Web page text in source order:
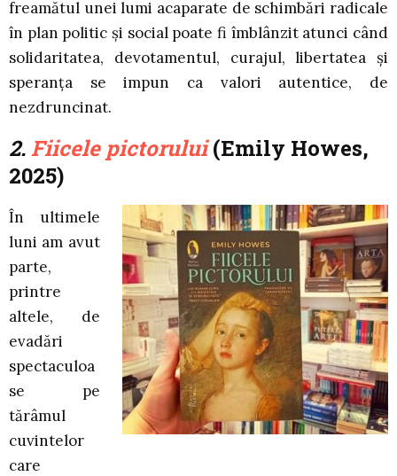
freamătul unei lumi acaparate de schimbări radicale
în plan politic și social poate fi îmblânzit atunci când
solidaritatea, devotamentul, curajul, libertatea şi
speranţa se impun ca valori autentice, de
nezdruncinat.
2.Fiicele pictorului(Emily Howes,
2025)
În ultimele
luni am avut
parte,
printre
altele, de
evadări
spectaculoa
se pe
tărâmul
cuvintelor
care